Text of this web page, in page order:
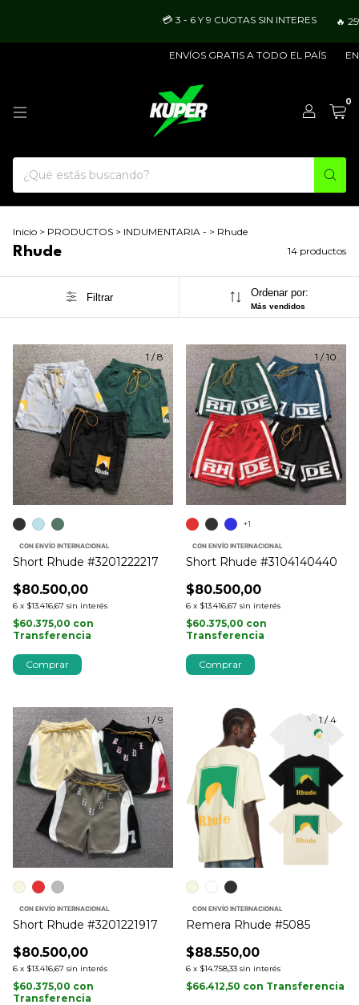
💳 3 - 6 Y 9 CUOTAS SIN INTERES 🔥 25% OFF
ENVÍOS GRATIS A TODO EL PAÍS ENVÍO
0
Inicio > PRODUCTOS > INDUMENTARIA - > Rhude
Rhude 14 productos
Filtrar Ordenar por:
Más vendidos
1/8
CON ENVÍO INTERNACIONAL
Short Rhude #3201222217
$80.500,00
6 x $13.416,67 sin interés
$60.375,00 con
Transferencia
Comprar
1/10
CON ENVÍO INTERNACIONAL
Short Rhude #3104140440
$80.500,00
6 x $13.416,67 sin interés
$60.375,00 con
Transferencia
+1
Comprar
1/9
CON ENVÍO INTERNACIONAL
Short Rhude #3201221917
$80.500,00
6 x $13.416,67 sin interés
$60.375,00 con
Transferencia
1 /4
CON ENVÍO INTERNACIONAL
Remera Rhude #5085
$88.550,00
6 x $14.758,33 sin interés
$66.412,50 con Transferencia